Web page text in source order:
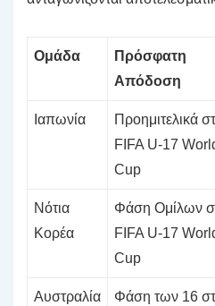
Ομάδα
Πρόσφατη
Απόδοση
Ιαπωνία
Προημιτελικά
FIFA U-17
Cup
Νότια
Κορέα
Φάση Ομίλων
FIFA U-17
Cup
Αυστραλία
Φάση των 16